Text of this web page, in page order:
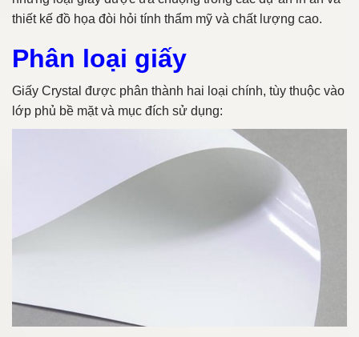
thiết kế đồ họa đòi hỏi tính thẩm mỹ và chất lượng cao.
Phân loại giấy
Giấy Crystal được phân thành hai loại chính, tùy thuộc vào
lớp phủ bề mặt và mục đích sử dụng: